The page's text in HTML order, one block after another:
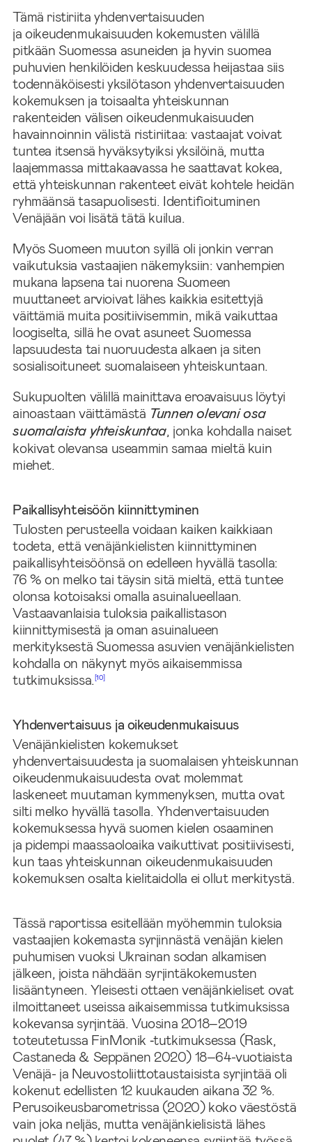
Tämä ristiriita yhdenvertaisuuden
ja oikeudenmukaisuuden kokemusten välillä
pitkään Suomessa asuneiden ja hyvin suomea
puhuvien henkilöiden keskuudessa heijastaa siis
todennäköisesti yksilötason yhdenvertaisuuden
kokemuksen ja toisaalta yhteiskunnan
rakenteiden välisen oikeudenmukaisuuden
havainnoinnin välistä ristiriitaa: vastaajat voivat
tuntea itsensä hyväksytyiksi yksilöinä, mutta
laajemmassa mittakaavassa he saattavat kokea,
että yhteiskunnan rakenteet eivät kohtele heidän
ryhmäänsä tasapuolisesti. Identifioituminen
Venäjään voi lisätä tätä kuilua.
Myös Suomeen muuton syillä oli jonkin verran
vaikutuksia vastaajien näkemyksiin: vanhempien
mukana lapsena tai nuorena Suomeen
muuttaneet arvioivat lähes kaikkia esitettyjä
väittämiä muita positiivisemmin, mikä vaikuttaa
loogiselta, sillä he ovat asuneet Suomessa
lapsuudesta tai nuoruudesta alkaen ja siten
sosialisoituneet suomalaiseen yhteiskuntaan.
Sukupuolten välillä mainittava eroavaisuus löytyi
ainoastaan väittämästä Tunnen olevani osa
suomalaista yhteiskuntaa, jonka kohdalla naiset
kokivat olevansa useammin samaa mieltä kuin
miehet.
Paikallisyhteisöön kiinnittyminen
Tulosten perusteella voidaan kaiken kaikkiaan
todeta, että venäjänkielisten kiinnittyminen
paikallisyhteisöönsä on edelleen hyvällä tasolla:
76 % on melko tai täysin sitä mieltä, että tuntee
olonsa kotoisaksi omalla asuinalueellaan.
Vastaavanlaisia tuloksia paikallistason
kiinnittymisestä ja oman asuinalueen
merkityksestä Suomessa asuvien venäjänkielisten
kohdalla on näkynyt myös aikaisemmissa
tutkimuksissa.[10]
Yhdenvertaisuus ja oikeudenmukaisuus
Venäjänkielisten kokemukset
yhdenvertaisuudesta ja suomalaisen yhteiskunnan
oikeudenmukaisuudesta ovat molemmat
laskeneet muutaman kymmenyksen, mutta ovat
silti melko hyvällä tasolla. Yhdenvertaisuuden
kokemuksessa hyvä suomen kielen osaaminen
ja pidempi maassaoloaika vaikuttivat positiivisesti,
kun taas yhteiskunnan oikeudenmukaisuuden
kokemuksen osalta kielitaidolla ei ollut merkitystä.
Tässä raportissa esitellään myöhemmin tuloksia
vastaajien kokemasta syrjinnästä venäjän kielen
puhumisen vuoksi Ukrainan sodan alkamisen
jälkeen, joista nähdään syrjintäkokemusten
lisääntyneen. Yleisesti ottaen venäjänkieliset ovat
ilmoittaneet useissa aikaisemmissa tutkimuksissa
kokevansa syrjintää. Vuosina 2018–2019
toteutetussa FinMonik ‑tutkimuksessa (Rask,
Castaneda & Seppänen 2020) 18–64-vuotiaista
Venäjä- ja Neuvostoliittotaustaisista syrjintää oli
kokenut edellisten 12 kuukauden aikana 32 %.
Perusoikeusbarometrissa (2020) koko väestöstä
vain joka neljäs, mutta venäjänkielisistä lähes